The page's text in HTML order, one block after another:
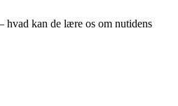
hvad kan de lære os om nutidens